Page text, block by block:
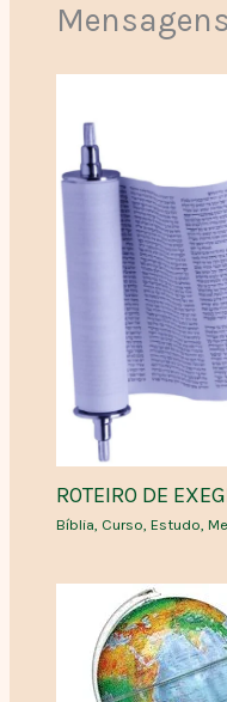
ROTEIRO DE
Bíblia Curso Estudo